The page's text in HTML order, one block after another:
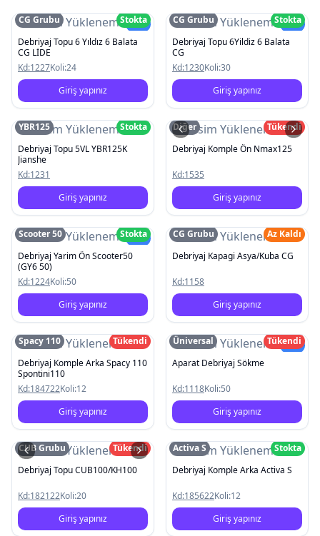
Resim YüklenemediYeni
CG Grubu
Stokta
Debriyaj Topu 6 Yıldız 6 Balata
CG LİDE
Kd:1227Koli:24
Giriş yapınız
Resim YüklenemediYeni
CG Grubu
Stokta
Debriyaj Topu 6Yildiz 6 Balata
CG
Kd:1230Koli:30
Giriş yapınız
Resim Yüklenemedi
YBR125
Stokta
Debriyaj Topu 5VL YBR125K
Jianshe
Kd:1231
Giriş yapınız
Resim Yüklenemedi
Diğer
Tükendi
Debriyaj Komple Ön Nmax125
Kd:1535
Giriş yapınız
Resim YüklenemediYeni
Scooter 50
Stokta
Debriyaj Yarim Ön Scooter50
(GY6 50)
Kd:1224Koli:50
Giriş yapınız
Resim Yüklenemedi
CG Grubu
Az Kaldı
Debriyaj Kapagi Asya/Kuba CG
Kd:1158
Giriş yapınız
Resim Yüklenemedi
Spacy 110
Tükendi
Debriyaj Komple Arka Spacy 110
Spontini110
Kd:184722Koli:12
Giriş yapınız
Resim YüklenemediYeni
Üniversal
Tükendi
Aparat Debriyaj Sökme
Kd:1118Koli:50
Giriş yapınız
Resim Yüklenemedi
CUB Grubu
Tükendi
Debriyaj Topu CUB100/KH100
Kd:182122Koli:20
Giriş yapınız
Resim Yüklenemedi
Activa S
Stokta
Debriyaj Komple Arka Activa S
Kd:185622Koli:12
Giriş yapınız